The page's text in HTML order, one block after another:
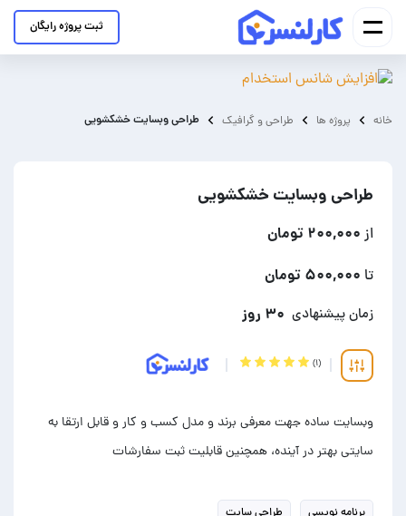
ثبت پروژه رایگان
خانه پروژه ها طراحی و گرافیک طراحی وبسایت خشکشویی
طراحی وبسایت خشکشویی
از ۲۰۰,۰۰۰ تومان
تا ۵۰۰,۰۰۰ تومان
زمان پیشنهادی ۳۰ روز
(۱)
وبسایت ساده جهت معرفی برند و مدل کسب و کار و قابل ارتقا به
سایتی بهتر در آینده، همچنین قابلیت ثبت سفارشات
برنامه نویسی طراحی سایت